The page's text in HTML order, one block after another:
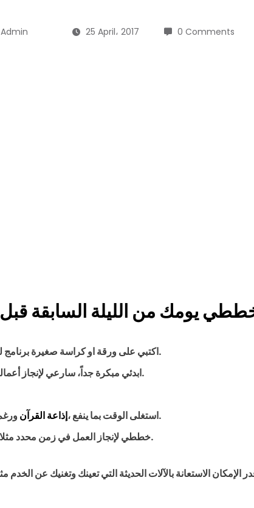
Admin 25 April، 2017 0 Comments
اكتبي على ورقة او كراسة صغيرة برنامج لما يتوجب عليك القيام به غدا مع مراعاة المرونة والتنوع في الجدول.
ابدئي مبكرة جداً، سارعي لإنجاز أعمالك في الصباح الباكر وحتى قبل خروج الأولاد للمدرسة والزوج للعمل.
استغلى الوقت بما ينفع ،إذاعة القرآن
ورغم ظهور وسائل عديدة غيرها إلا أنها خير رفيق لرحلة الصباح والتنظيم.
خططي لإنجاز العمل في زمن محدد مثلا الغسيل قبل العشرة ،الغداء وترتيب المطبخ قبل الثانية عشر وهكذا.